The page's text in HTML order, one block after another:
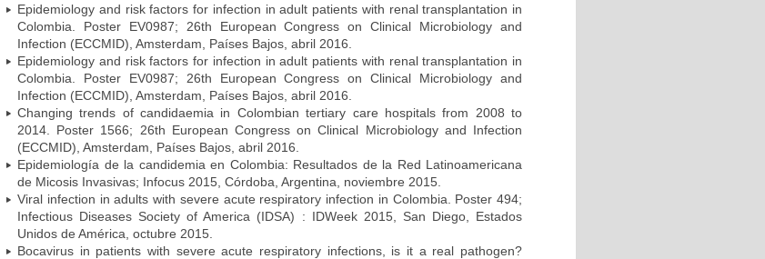
Epidemiology and risk factors for infection in adult patients with renal transplantation in
Colombia. Poster EV0987; 26th European Congress on Clinical Microbiology and
Infection (ECCMID), Amsterdam, Países Bajos, abril 2016.
Epidemiology and risk factors for infection in adult patients with renal transplantation in
Colombia. Poster EV0987; 26th European Congress on Clinical Microbiology and
Infection (ECCMID), Amsterdam, Países Bajos, abril 2016.
Changing trends of candidaemia in Colombian tertiary care hospitals from 2008 to
2014. Poster 1566; 26th European Congress on Clinical Microbiology and Infection
(ECCMID), Amsterdam, Países Bajos, abril 2016.
Epidemiología de la candidemia en Colombia: Resultados de la Red Latinoamericana
de Micosis Invasivas; Infocus 2015, Córdoba, Argentina, noviembre 2015.
Viral infection in adults with severe acute respiratory infection in Colombia. Poster 494;
Infectious Diseases Society of America (IDSA) : IDWeek 2015, San Diego, Estados
Unidos de América, octubre 2015.
Bocavirus in patients with severe acute respiratory infections, is it a real pathogen?